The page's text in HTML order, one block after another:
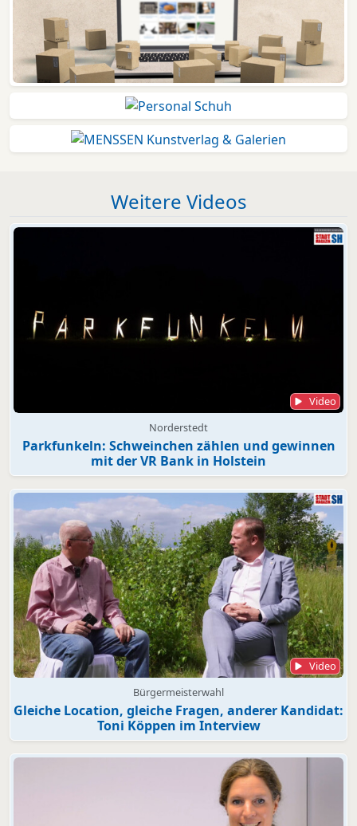
Weitere Videos
Video
Norderstedt
Parkfunkeln: Schweinchen zählen und gewinnen
mit der VR Bank in Holstein
Video
Bürgermeisterwahl
Gleiche Location, gleiche Fragen, anderer Kandidat:
Toni Köppen im Interview